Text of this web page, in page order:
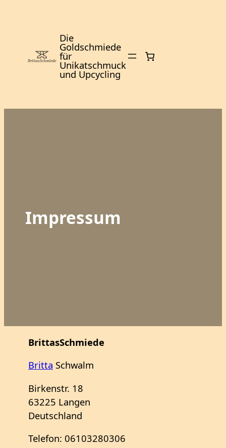
Die
Goldschmiede
für
Unikatschmuck
und Upcycling
Impressum
BrittasSchmiede
Britta Schwalm
Birkenstr. 18
63225 Langen
Deutschland
Telefon: 06103280306